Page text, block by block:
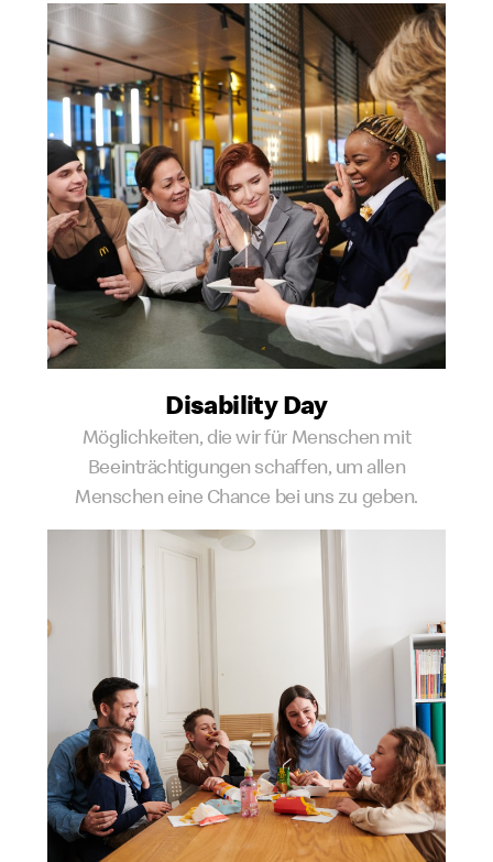
Disability Day
Möglichkeiten, die wir für Menschen mit
Beeinträchtigungen schaffen, um allen
Menschen eine Chance bei uns zu geben.